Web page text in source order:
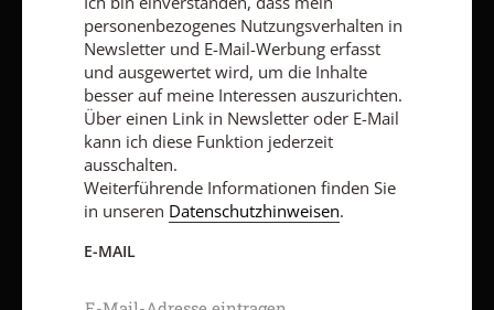
Impressum
Vertrag widerrufen Abo online kündigen
personenbezogenes Nutzungsverhalten in
Newsletter und E-Mail-Werbung erfasst
und ausgewertet wird, um die Inhalte
besser auf meine Interessen auszurichten.
Über einen Link in Newsletter oder E-Mail
kann ich diese Funktion jederzeit
ausschalten.
Weiterführende Informationen finden Sie
in unseren Datenschutzhinweisen.
E-MAIL